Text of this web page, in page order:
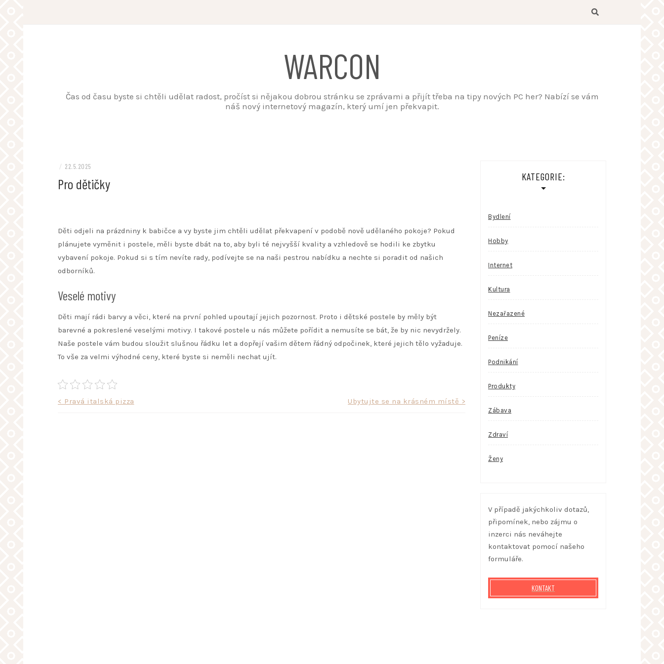
WARCON
Čas od času byste si chtěli udělat radost, pročíst si nějakou dobrou stránku se zprávami a přijít třeba na tipy nových PC her? Nabízí se vám
náš nový internetový magazín, který umí jen překvapit.
/ 22.5.2025
Pro dětičky
Děti odjeli na prázdniny k babičce a vy byste jim chtěli udělat překvapení v podobě nově udělaného pokoje? Pokud
plánujete vyměnit i postele, měli byste dbát na to, aby byli té nejvyšší kvality a vzhledově se hodili ke zbytku
vybavení pokoje. Pokud si s tím nevíte rady, podívejte se na naši pestrou nabídku a nechte si poradit od našich
odborníků.
Veselé motivy
Děti mají rádi barvy a věci, které na první pohled upoutají jejich pozornost. Proto i dětské postele by měly být
barevné a pokreslené veselými motivy. I takové postele u nás můžete pořídit a nemusíte se bát, že by nic nevydržely.
Naše postele vám budou sloužit slušnou řádku let a dopřejí vašim dětem řádný odpočinek, které jejich tělo vyžaduje.
To vše za velmi výhodné ceny, které byste si neměli nechat ujít.
Navigace
< Pravá italská pizza Ubytujte se na krásném místě >
KATEGORIE:
Bydlení
Hobby
Internet
Kultura
Nezařazené
Peníze
Podnikání
Produkty
Zábava
Zdraví
Ženy
V případě jakýchkoliv dotazů,
připomínek, nebo zájmu o
inzerci nás neváhejte
kontaktovat pomocí našeho
formuláře.
KONTAKT